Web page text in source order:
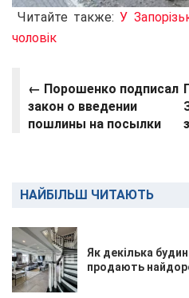
Читайте также:У
чоловік
← Порошенко подписал
закон о введении
пошлины на посылки
НАЙБІЛЬШ ЧИТАЮТЬ
Як декілька
продають